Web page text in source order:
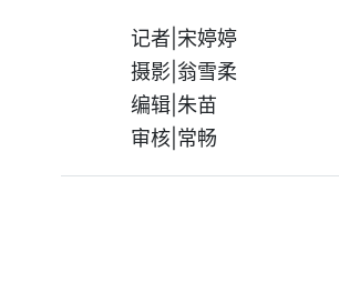
记者|宋婷婷
摄影|翁雪柔
编辑|朱苗
审核|常畅